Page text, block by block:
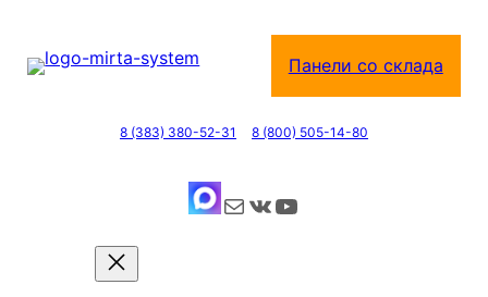
содержимому
Панели со склада
8 (383) 380-52-31 8 (800) 505-14-80
Почта ВКонтакте YouTube